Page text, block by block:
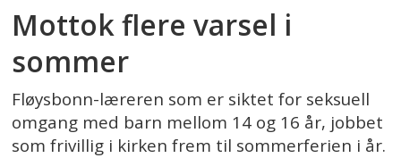
Mottok flere varsel i
sommer
Fløysbonn-læreren som er siktet for seksuell
omgang med barn mellom 14 og 16 år, jobbet
som frivillig i kirken frem til sommerferien i år.